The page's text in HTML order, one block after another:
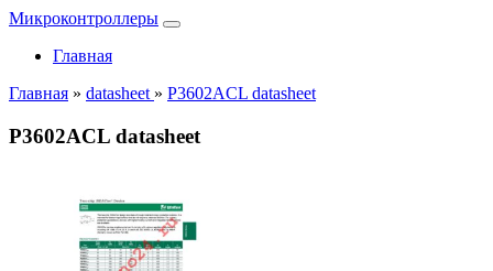
Микроконтроллеры
Главная
Главная » datasheet » P3602ACL datasheet
P3602ACL datasheet